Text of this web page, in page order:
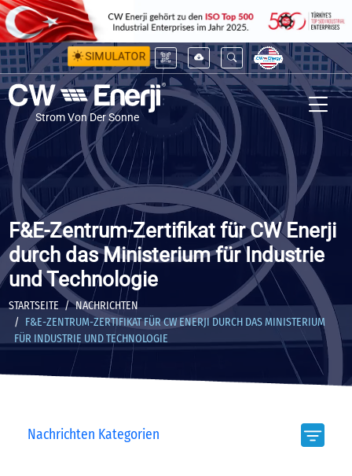
SIMULATOR
Strom Von Der Sonne
F&E-Zentrum-Zertifikat für CW Enerji
durch das Ministerium für Industrie
und Technologie
STARTSEITE
NACHRICHTEN
F&E-ZENTRUM-ZERTIFIKAT FÜR CW ENERJI DURCH DAS MINISTERIUM
FÜR INDUSTRIE UND TECHNOLOGIE
Nachrichten Kategorien